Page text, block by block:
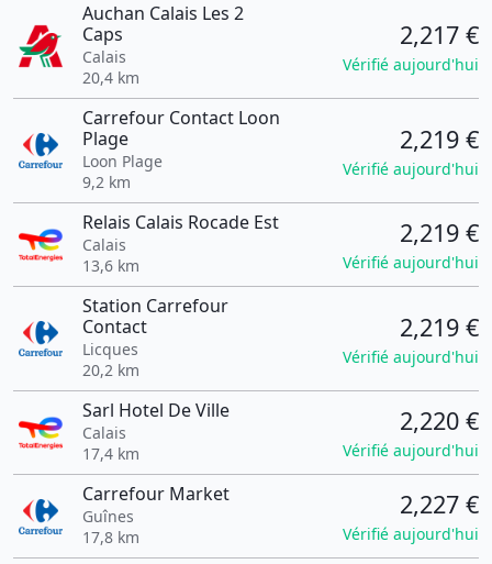
Auchan Calais Les 2
Caps
Calais
20,4 km
2,217 €
Vérifié aujourd'hui
Carrefour Contact Loon
Plage
Loon Plage
9,2 km
2,219 €
Vérifié aujourd'hui
Relais Calais Rocade Est
Calais
13,6 km
2,219 €
Vérifié aujourd'hui
Station Carrefour
Contact
Licques
20,2 km
2,219 €
Vérifié aujourd'hui
Sarl Hotel De Ville
Calais
17,4 km
2,220 €
Vérifié aujourd'hui
Carrefour Market
Guînes
17,8 km
2,227 €
Vérifié aujourd'hui